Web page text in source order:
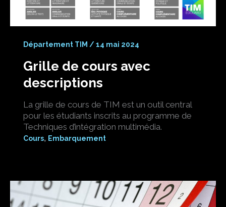
Département TIM /14 mai 2024
Grille de cours avec
descriptions
La grille de cours de TIM est un outil central
pour les étudiants inscrits au programme de
Techniques d’intégration multimédia.
Cours, Embarquement